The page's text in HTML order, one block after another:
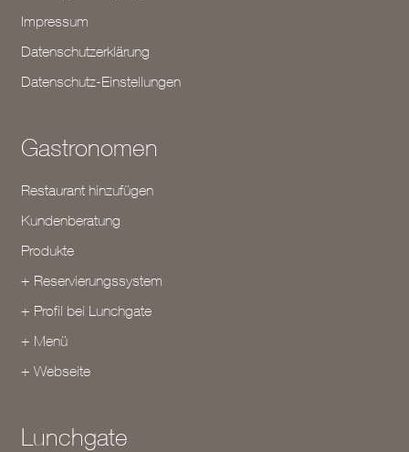
Impressum
Datenschutzerklärung
Datenschutz-Einstellungen
Gastronomen
Restaurant hinzufügen
Kundenberatung
Produkte
+ Reservierungssystem
+ Profil bei Lunchgate
+ Menü
+ Webseite
Lunchgate